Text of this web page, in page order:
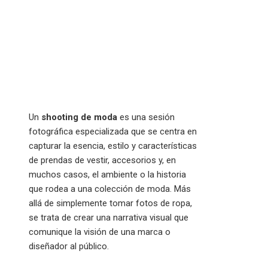
Un shooting de moda es una sesión
fotográfica especializada que se centra en
capturar la esencia, estilo y características
de prendas de vestir, accesorios y, en
muchos casos, el ambiente o la historia
que rodea a una colección de moda. Más
allá de simplemente tomar fotos de ropa,
se trata de crear una narrativa visual que
comunique la visión de una marca o
diseñador al público.